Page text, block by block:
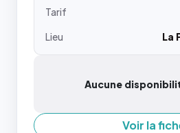
Tarif
Lieu
La
Aucune
Voir la